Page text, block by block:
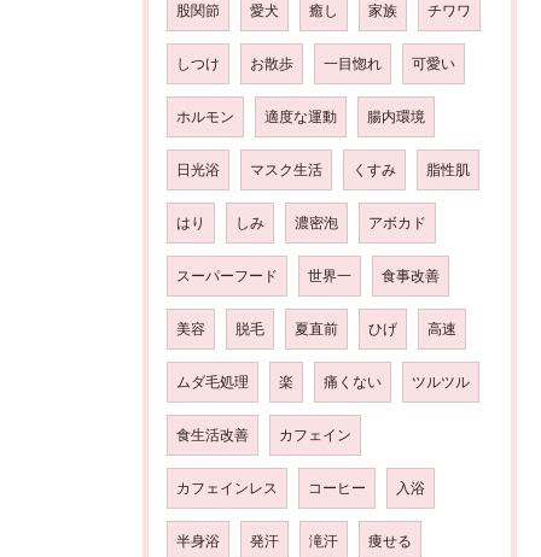
股関節 愛犬 癒し 家族 チワワ
しつけ お散歩 一目惚れ 可愛い
ホルモン 適度な運動 腸内環境
日光浴 マスク生活 くすみ 脂性肌
はり しみ 濃密泡 アボカド
スーパーフード 世界一 食事改善
美容 脱毛 夏直前 ひげ 高速
ムダ毛処理 楽 痛くない ツルツル
食生活改善 カフェイン
カフェインレス コーヒー 入浴
半身浴 発汗 滝汗 痩せる